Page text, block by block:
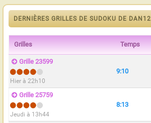
DERNIÈRES GRILLES DE SUDOKU DE DAN12
Grilles Temps
Grille 23599
Hier à 22h10
9:10
Grille 25759
Jeudi à 13h44
8:13